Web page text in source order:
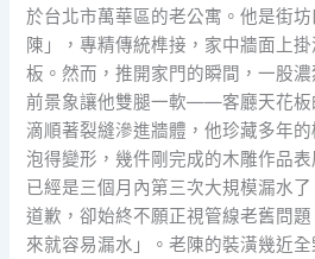
於台北市萬華區的老公寓。他是街
陳」，專精傳統榫接，家中牆面上
板。然而，推開家門的瞬間，一股
前景象讓他雙腿一軟——客廳天花板
滴順著裂縫滲進牆體，他珍藏多年
泡得變形，幾件剛完成的木雕作品
已經是三個月內第三次大規模漏水
道歉，卻始終不願正視管線老舊問
來就容易漏水」。老陳的裝潢幾近